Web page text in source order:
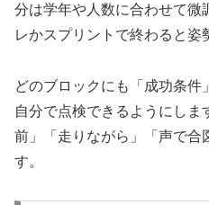
分は学年や人数に合わせて微
レかスプリントで終わると姿
どのブロックにも「成功条
自分で点検できるようにし
前」「走りながら」「声で合
す。